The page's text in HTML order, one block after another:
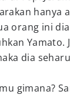
hanya
orang ini
Yamato.
dia
gimana?